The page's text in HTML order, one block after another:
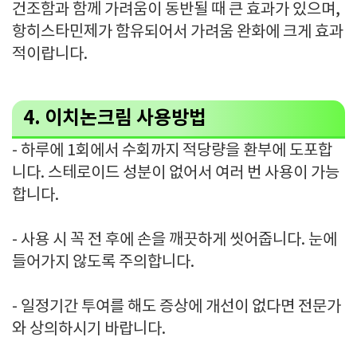
건조함과 함께 가려움이 동반될 때 큰 효과가 있으며,
항히스타민제가 함유되어서 가려움 완화에 크게 효과
적이랍니다.
4. 이치논크림 사용방법
- 하루에 1회에서 수회까지 적당량을 환부에 도포합
니다. 스테로이드 성분이 없어서 여러 번 사용이 가능
합니다.
- 사용 시 꼭 전 후에 손을 깨끗하게 씻어줍니다. 눈에
들어가지 않도록 주의합니다.
- 일정기간 투여를 해도 증상에 개선이 없다면 전문가
와 상의하시기 바랍니다.